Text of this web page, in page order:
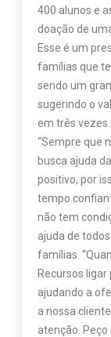
400 alunos e
doação de
Esse é um
famílias que
sendo um
sugerindo o
em três vezes.
“Sempre que
busca ajuda
positivo, por
tempo
não tem
ajuda de
famílias.
Recursos ligar
ajudando a
a nossa
atenção. Peço